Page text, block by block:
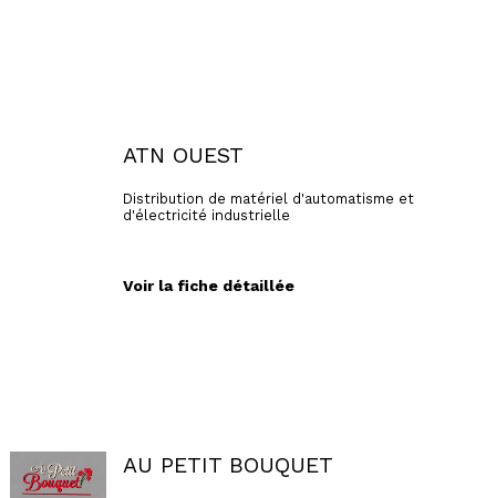
ATN OUEST
Distribution de matériel d'automatisme et
d'électricité industrielle
Voir la fiche détaillée
AU PETIT BOUQUET